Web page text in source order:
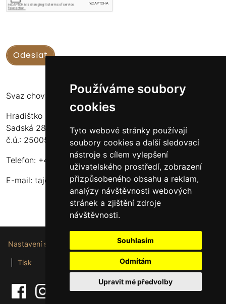
Používáme soubory
cookies
Tyto webové stránky používají
soubory cookies a další sledovací
nástroje s cílem vylepšení
uživatelského prostředí, zobrazení
přizpůsobeného obsahu a reklam,
analýzy návštěvnosti webových
stránek a zjištění zdroje
návštěvnosti.
Souhlasím
Odmítám
Upravit mé předvolby
Svaz chovatelů koní Kinských
Hradištko u Sadské 126
Sadská 289 12
č.ú.: 2500556717/2010
Telefon: +420 724 135 536
E-mail: tajemnik@schkk.cz
Nastavení souborů cookie
Tisk